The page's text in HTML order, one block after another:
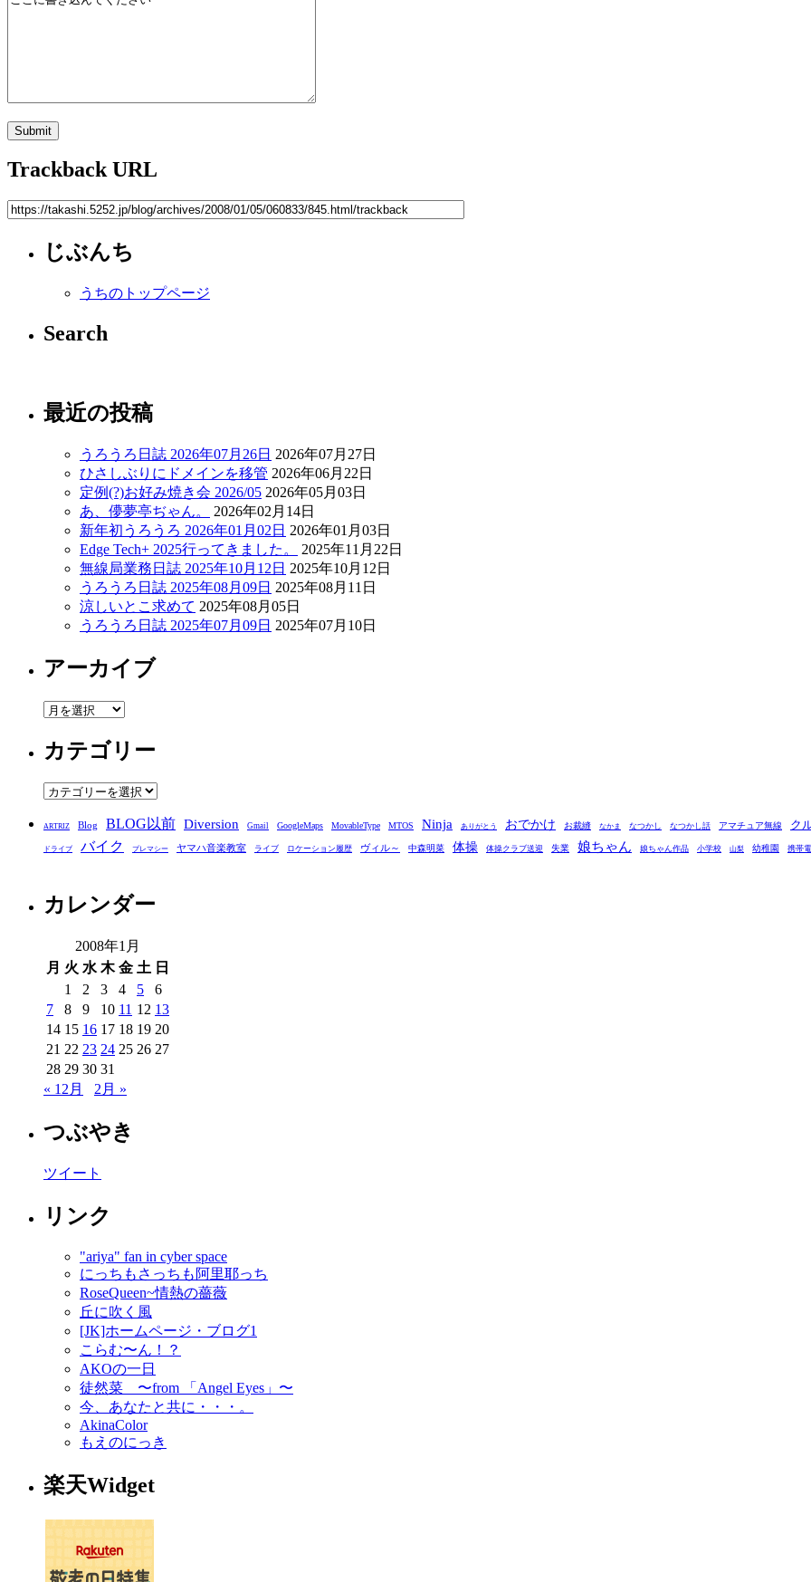
Trackback URL
じぶんち
うちのトップページ
Search
最近の投稿
うろうろ日誌 2026年07月26日 2026年07月27日
ひさしぶりにドメインを移管 2026年06月22日
定例(?)お好み焼き会 2026/05 2026年05月03日
あ、儚夢亭ぢゃん。
2026年02月14日
新年初うろうろ 2026年01月02日 2026年01月03日
Edge Tech+ 2025行ってきました。
2025年11月22日
無線局業務日誌 2025年10月12日 2025年10月12日
うろうろ日誌 2025年08月09日 2025年08月11日
涼しいとこ求めて 2025年08月05日
うろうろ日誌 2025年07月09日 2025年07月10日
アーカイブ
ア
カ
イ
ブ
カテゴリー
カ
ゴ
リ
ARTRIZ Blog BLOG以前 Diversion Gmail GoogleMaps MovableType MTOS Ninja ありがとう おでかけ お裁縫 なかま なつかし なつかし話 アマチュア無線 ク
ドライブ バイク プレマシー ヤマハ音楽教室 ライブ ロケーション履歴 ヴィル～ 中森明菜 体操 体操クラブ送迎 失業 娘ちゃん 娘ちゃん作品 小学校 山梨 幼稚園 携帯
カレンダー
2008年1月
月 火 水 木 金 土 日
1
2 3 4 5
6
7
8 9 10 11 12 13
14 15 16 17 18 19 20
21 22 23 24 25 26 27
28 29 30 31
« 12月
2月 »
つぶやき
ツイート
リンク
"ariya" fan in cyber space
にっちもさっちも阿里耶っち
RoseQueen~情熱の薔薇
丘に吹く風
[JK]ホームページ・ブログ1
こらむ〜ん！？
AKOの一日
徒然菜 〜from 「Angel Eyes」〜
今、あなたと共に・・・。
AkinaColor
もえのにっき
楽天Widget